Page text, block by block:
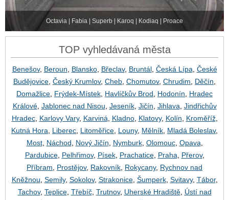
Octavia | Fabia | Superb | Karoq | Kodiaq | Proace
TOP vyhledávaná města
Benešov, Beroun Blansko, Břeclav, Bruntál, Česká Lípa České
Budějovice Český Krumlov, Cheb Chomutov, Chrudim Děčín
Domažlice Frýdek-Místek Havlíčkův Brod Hodonín
Hradec
Králové, Jablonec nad Nisou Jeseník, Jičín Jihlava Jindřichův
Hradec, Karlovy Vary, Karviná Kladno, Klatovy, Kolín Kroměříž,
Kutná Hora
Liberec Litoměřice Louny, Mělník Mladá Boleslav,
Most, Náchod Nový Jičín Nymburk, Olomouc, Opava
Pardubice, Pelhřimov, Písek, Prachatice, Praha Přerov,
Příbram
Prostějov, Rakovník Rokycany, Rychnov nad
Kněžnou Semily, Sokolov, Strakonice, Šumperk, Svitavy, Tábor,
Tachov, Teplice, Třebíč, Trutnov, Uherské Hradiště, Ústí nad